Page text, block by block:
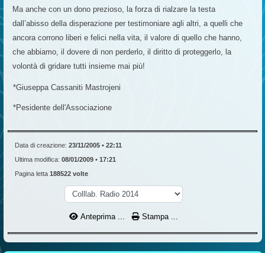
Ma anche con un dono prezioso, la forza di rialzare la testa
dall’abisso della disperazione per testimoniare agli altri, a quelli che
ancora corrono liberi e felici nella vita, il valore di quello che hanno,
che abbiamo, il dovere di non perderlo, il diritto di proteggerlo, la
volontà di gridare tutti insieme mai più!
*Giuseppa Cassaniti Mastrojeni
*Pesidente dell'Associazione
Data di creazione: 23/11/2005 • 22:11
Ultima modifica: 08/01/2009 • 17:21
Pagina letta 188522 volte
Anteprima ... Stampa ...